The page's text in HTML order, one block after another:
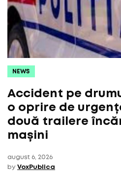
NEWS
Accident pe
o oprire de
două trailere
mașini
august 6, 2026
by VoxPublica